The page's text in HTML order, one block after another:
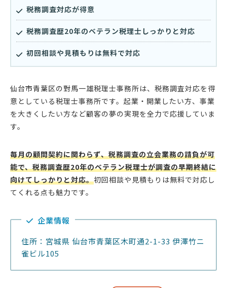
税務調査対応が得意
税務調査歴20年のベテラン税理士しっかりと対応
初回相談や見積もりは無料で対応
仙台市青葉区の對馬一雄税理士事務所は、税務調査対応を得
意としている税理士事務所です。起業・開業したい方、事業
を大きくしたい方など顧客の夢の実現を全力で応援していま
す。
毎月の顧問契約に関わらず、税務調査の立会業務の請負が可
能で、税務調査歴20年のベテラン税理士が調査の早期終結に
向けてしっかりと対応。初回相談や見積もりは無料で対応し
てくれる点も魅力です。
企業情報
住所：宮城県 仙台市青葉区木町通2-1-33 伊澤竹ニ
雀ビル105